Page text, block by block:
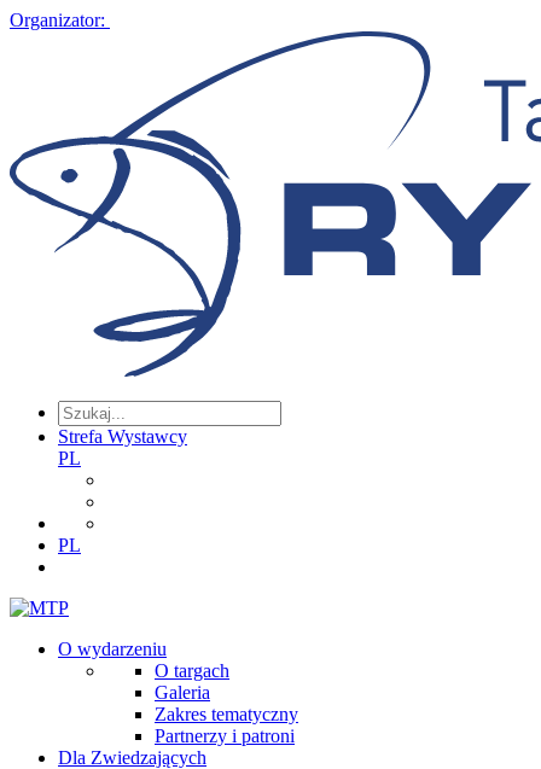
Organizator:
Strefa Wystawcy
PL
PL
O wydarzeniu
O targach
Galeria
Zakres tematyczny
Partnerzy i patroni
Dla Zwiedzających